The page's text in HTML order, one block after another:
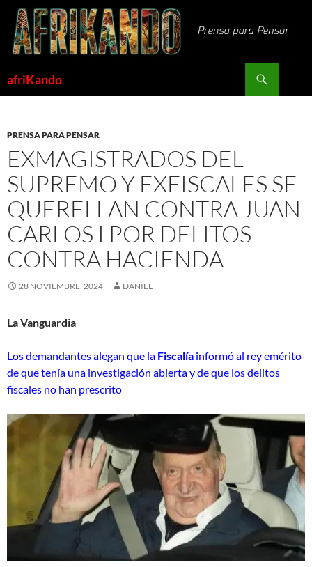
Saltar
contenido
afriKando
PRENSA PARA PENSAR
EXMAGISTRADOS DEL
SUPREMO Y EXFISCALES SE
QUERELLAN CONTRA JUAN
CARLOS I POR DELITOS
CONTRA HACIENDA
28 NOVIEMBRE, 2024 DANIEL
La Vanguardia
Los demandantes alegan que la Fiscalía informó al rey emérito
de que tenía una investigación abierta y de que los delitos
fiscales no han prescrito